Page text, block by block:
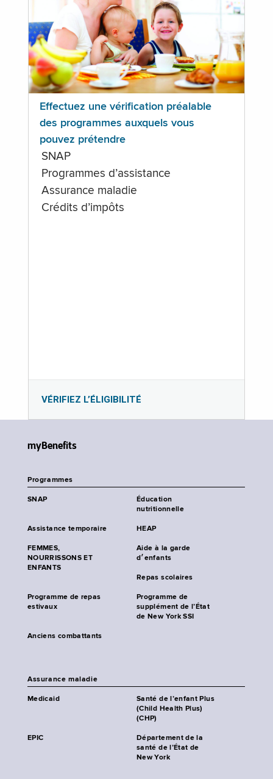
Effectuez une vérification préalable
des programmes auxquels vous
pouvez prétendre
SNAP
Programmes d’assistance
Assurance maladie
Crédits d’impôts
VÉRIFIEZ L’ÉLIGIBILITÉ
myBenefits
Programmes
SNAP
Éducation
nutritionnelle
Assistance temporaire HEAP
FEMMES,
NOURRISSONS ET
ENFANTS
Aide à la garde
d׳enfants
Repas scolaires
Programme de repas
estivaux
Programme de
supplément de l’État
de New York SSI
Anciens combattants
Assurance maladie
Medicaid
Santé de l’enfant Plus
(Child Health Plus)
(CHP)
EPIC
Département de la
santé de l’État de
New York